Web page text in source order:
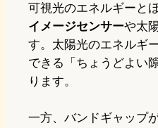
可視光のエネルギーと
イメージセンサーや太
す。太陽光のエネルギ
できる「ちょうどよい
ります。
一方、バンドギャップ